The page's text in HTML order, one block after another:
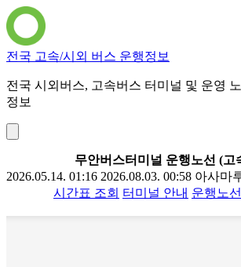
전국 고속/시외 버스 운행정보
전국 시외버스, 고속버스 터미널 및 운영
정보
무안버스터미널 운행노선 (고
2026.05.14. 01:16 2026.08.03. 00:58 아사마
시간표 조회 터미널 안내 운행노선